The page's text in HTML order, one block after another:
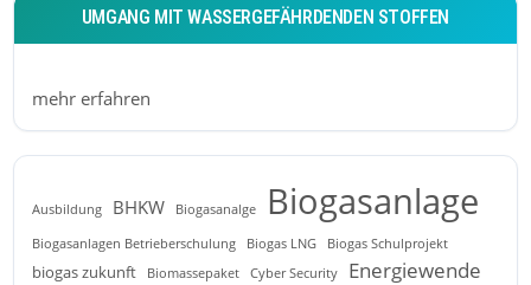
UMGANG MIT WASSERGEFÄHRDENDEN STOFFEN
mehr erfahren
Ausbildung BHKW Biogasanalge Biogasanlage
Biogasanlagen Betrieberschulung Biogas LNG Biogas Schulprojekt
biogas zukunft Biomassepaket Cyber Security Energiewende